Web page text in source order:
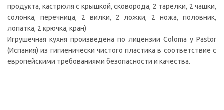
продукта, кастрюля с крышкой, сковорода, 2 тарелки, 2 чашки,
солонка, перечница, 2 вилки, 2 ложки, 2 ножа, половник,
лопатка, 2 крючка, кран)
Игрушечная кухня произведена по лицензии Coloma y Pastor
(Испания) из гигиенически чистого пластика в соответствие с
европейскими требованиями безопасности и качества.